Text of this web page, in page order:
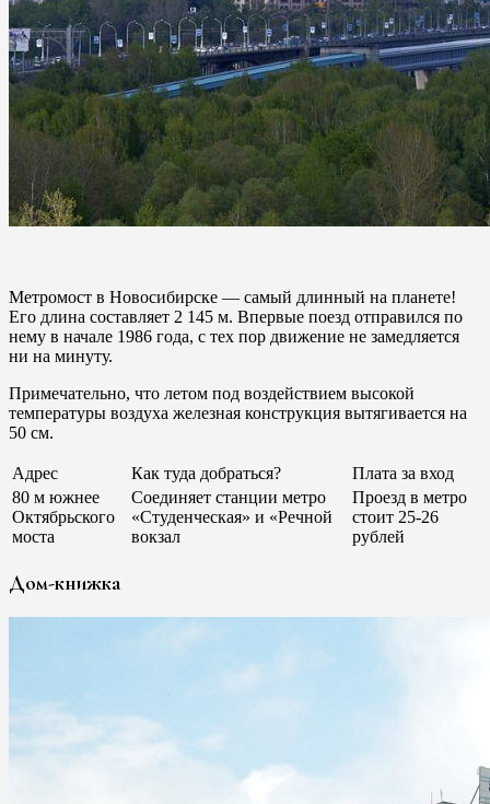
Метромост в Новосибирске — самый длинный на планете!
Его длина составляет 2 145 м. Впервые поезд отправился по
нему в начале 1986 года, с тех пор движение не замедляется
ни на минуту.
Примечательно, что летом под воздействием высокой
температуры воздуха железная конструкция вытягивается на
50 см.
Адрес Как туда добраться?
Плата за вход
80 м южнее
Октябрьского
моста
Соединяет станции метро
«Студенческая» и «Речной
вокзал
Проезд в метро
стоит 25-26
рублей
Дом-книжка